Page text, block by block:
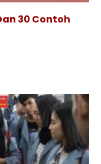
30 Contoh